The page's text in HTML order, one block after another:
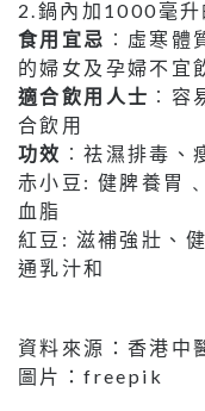
2.鍋內加1000毫升
食用宜忌 ︰虛寒體
的婦女及孕婦不宜
適合飲用人士 ︰容
合飲用
功效 ︰祛濕排毒、
赤小豆: 健脾養胃
血脂
紅豆: 滋補強壯、
通乳汁和
資料來源：香港中
圖片：freepik